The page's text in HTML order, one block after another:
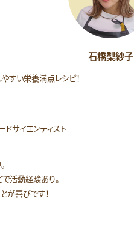
石橋梨紗子
すい栄養満点レシピ！
ドサイエンティスト
活動経験あり。
が喜びです！